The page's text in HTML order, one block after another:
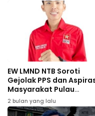
EW LMND NTB Soroti
Gejolak PPS dan
Masyarakat Pulau
Sumbawa
2 bulan yang lalu